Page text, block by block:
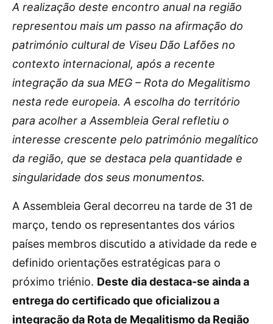
A realização deste encontro anual na região
representou mais um passo na afirmação do
património cultural de Viseu Dão Lafões no
contexto internacional, após a recente
integração da sua MEG – Rota do Megalitismo
nesta rede europeia. A escolha do território
para acolher a Assembleia Geral refletiu o
interesse crescente pelo património megalítico
da região, que se destaca pela quantidade e
singularidade dos seus monumentos.
A Assembleia Geral decorreu na tarde de 31 de
março, tendo os representantes dos vários
países membros discutido a atividade da rede e
definido orientações estratégicas para o
próximo triénio. Deste dia destaca-se ainda a
entrega do certificado que oficializou a
integração da Rota de Megalitismo da Região